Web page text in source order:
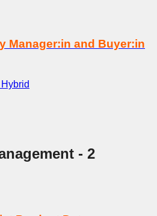
Manager:in and Buyer:in
- 2